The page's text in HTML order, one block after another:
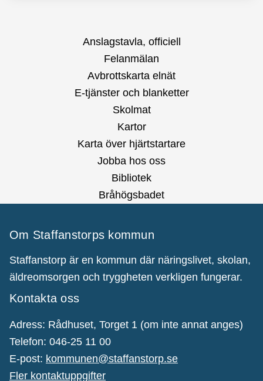
Anslagstavla, officiell
Felanmälan
Avbrottskarta elnät
E-tjänster och blanketter
Skolmat
Kartor
Karta över hjärtstartare
Jobba hos oss
Bibliotek
Bråhögsbadet
Om Staffanstorps kommun
Staffanstorp är en kommun där näringslivet, skolan,
äldreomsorgen och tryggheten verkligen fungerar.
Kontakta oss
Adress: Rådhuset, Torget 1 (om inte annat anges)
Telefon: 046-25 11 00
E-post: kommunen@staffanstorp.se
Fler kontaktuppgifter